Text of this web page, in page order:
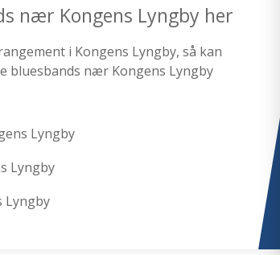
nær Kongens Lyngby her
i Kongens Lyngby, så kan
bluesbands nær Kongens Lyngby
Lyngby
Lyngby
Lyngby